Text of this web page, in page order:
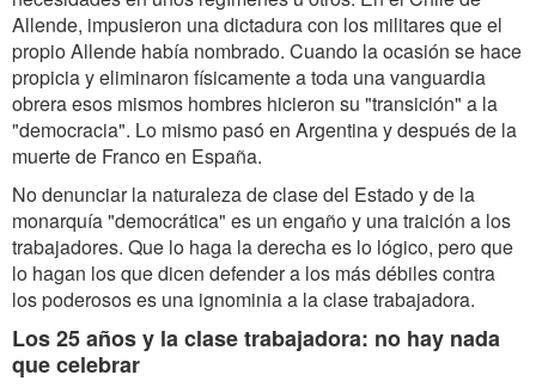
Allende, impusieron una dictadura con los militares que el
propio Allende había nombrado. Cuando la ocasión se hace
propicia y eliminaron físicamente a toda una vanguardia
obrera esos mismos hombres hicieron su "transición" a la
"democracia". Lo mismo pasó en Argentina y después de la
muerte de Franco en España.
No denunciar la naturaleza de clase del Estado y de la
monarquía "democrática" es un engaño y una traición a los
trabajadores. Que lo haga la derecha es lo lógico, pero que
lo hagan los que dicen defender a los más débiles contra
los poderosos es una ignominia a la clase trabajadora.
Los 25 años y la clase trabajadora: no hay nada
que celebrar